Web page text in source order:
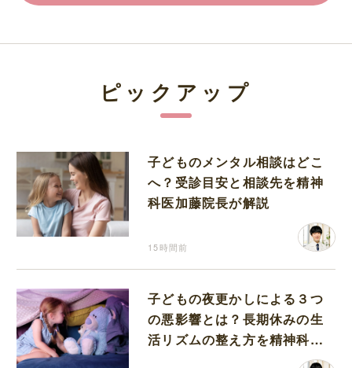
ピックアップ
子どものメンタル相談はどこ
へ？受診目安と相談先を精神
科医加藤院長が解説
15時間前
子どもの夜更かしによる３つ
の悪影響とは？長期休みの生
活リズムの整え方を精神科医